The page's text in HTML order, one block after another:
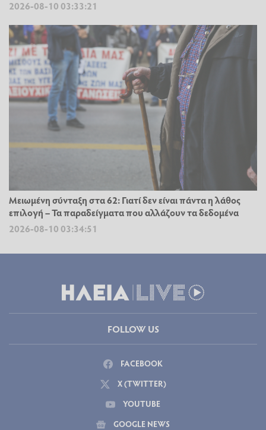
2026-08-10 03:33:21
Μειωμένη σύνταξη στα 62: Γιατί δεν είναι πάντα η λάθος
επιλογή – Τα παραδείγματα που αλλάζουν τα δεδομένα
2026-08-10 03:34:51
FOLLOW US
FACEBOOK
X (TWITTER)
YOUTUBE
GOOGLE NEWS